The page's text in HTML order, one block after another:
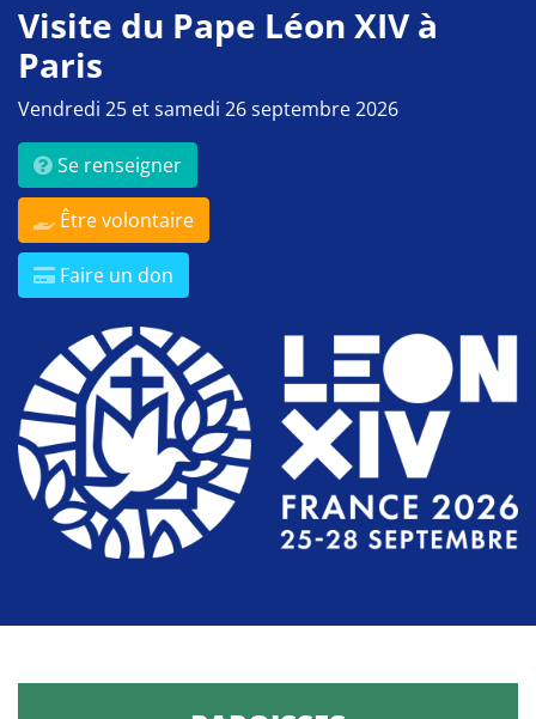
Visite du Pape Léon XIV à
Paris
Vendredi 25 et samedi 26 septembre 2026
Se renseigner
Être volontaire
Faire un don